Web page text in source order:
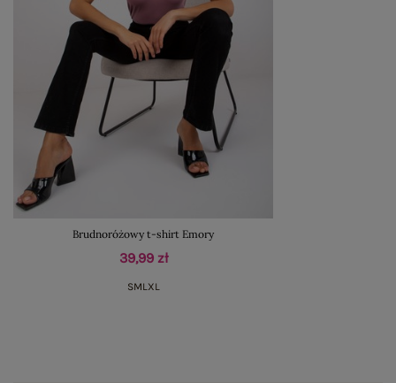
Brudnoróżowy t-shirt Emory
39,99 zł
SML XL